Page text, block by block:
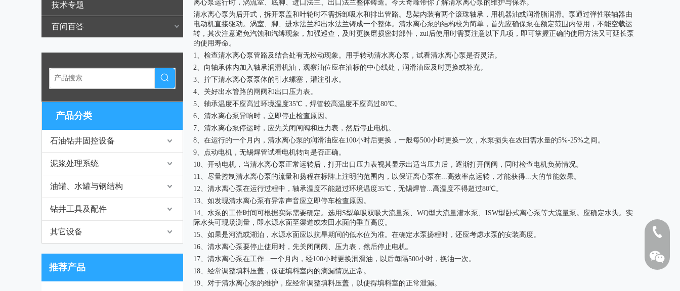
技术专题
百问百答
产品分类
石油钻井固控设备
泥浆处理系统
油罐、水罐与钢结构
钻井工具及配件
其它设备
推荐产品
离心泵运行时，涡流室、底脚、进口法兰、出口法兰整体铸造。今天奇峰带你了解清水离心泵的维护与保养。
清水离心泵为后开式，拆开泵盖和叶轮时不需拆卸吸水和排出管路。悬架内装有两个滚珠轴承，用机器油或润滑脂润滑。泵通过弹性联轴器由
电动机直接驱动。涡室、脚、进水法兰和出水法兰铸成一个整体。清水离心泵的结构校为简单，首先应确保泵在额定范围内使用，不能空载运
转，其次注意避免汽蚀和汽缚现象，加强巡查，及时更换磨损密封部件，zui后使用时需要注意以下几项，即可掌握正确的使用方法又可延长泵
的使用寿命。
1、检查清水离心泵管路及结合处有无松动现象。用手转动清水离心泵，试看清水离心泵是否灵活。
2、向轴承体内加入轴承润滑机油，观察油位应在油标的中心线处，润滑油应及时更换或补充。
3、拧下清水离心泵泵体的引水螺塞，灌注引水。
4、关好出水管路的闸阀和出口压力表。
5、轴承温度不应高过环境温度35℃，焊管较高温度不应高过80℃。
6、清水离心泵异响时，立即停止检查原因。
7、清水离心泵停运时，应先关闭闸阀和压力表，然后停止电机。
8、在运行的一个月内，清水离心泵的润滑油应在100小时后更换，一般每500小时更换一次，水泵损失在农田需水量的5%-25%之间。
9、点动电机，无锡焊管试看电机转向是否正确。
10、开动电机，当清水离心泵正常运转后，打开出口压力表视其显示出适当压力后，逐渐打开闸阀，同时检查电机负荷情况。
11、尽量控制清水离心泵的流量和扬程在标牌上注明的范围内，以保证离心泵在...高效率点运转，才能获得...大的节能效果。
12、清水离心泵在运行过程中，轴承温度不能超过环境温度35℃，无锡焊管...高温度不得超过80℃。
13、如发现清水离心泵有异常声音应立即停车检查原因。
14、水泵的工作时间可根据实际需要确定。选用S型单吸双吸大流量泵、WQ型大流量潜水泵、ISW型卧式离心泵等大流量泵。应确定水头。实
际水头可现场测量，即水源水面至渠道或农田水面的垂直高度。
15、如果是河流或湖泊，水源水面应以抗旱期间的低水位为准。在确定水泵扬程时，还应考虑水泵的安装高度。
16、清水离心泵要停止使用时，先关闭闸阀、压力表，然后停止电机。
17、清水离心泵在工作...一个月内，经100小时更换润滑油，以后每隔500小时，换油一次。
18、经常调整填料压盖，保证填料室内的滴漏情况正常。
19、对于清水离心泵的维护，应经常调整填料压盖，以使得填料室的正常泄漏。